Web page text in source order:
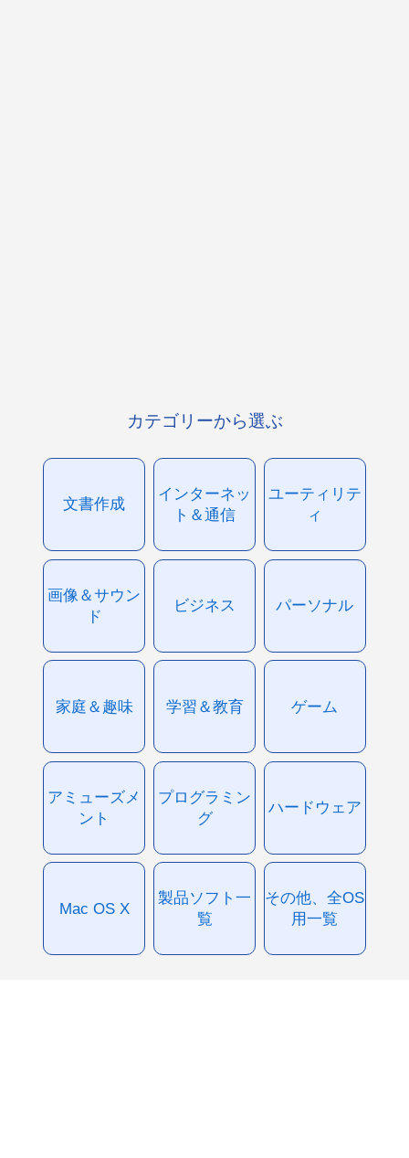
カテゴリーから選ぶ
文書作成
インターネッ
ト＆通信
ユーティリテ
ィ
画像＆サウン
ド
ビジネス パーソナル
家庭＆趣味 学習＆教育 ゲーム
アミューズメ
ント
プログラミン
グ
ハードウェア
Mac OS X
製品ソフト一
覧
その他、全OS
用一覧